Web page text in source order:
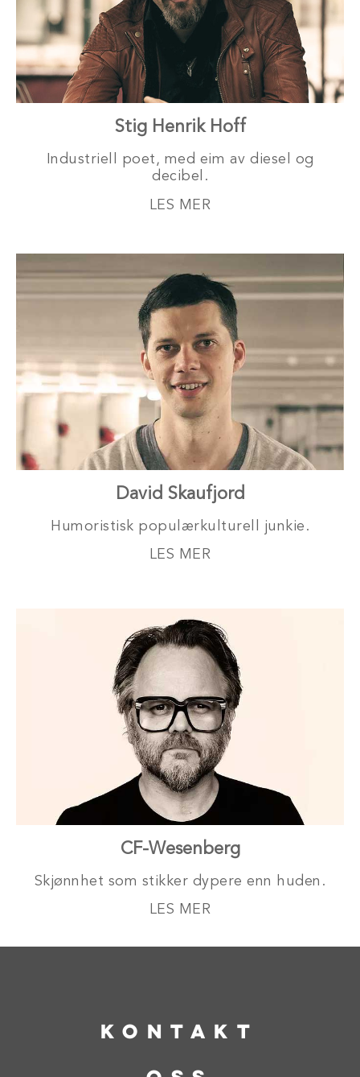
Stig Henrik Hoff
Industriell poet, med eim av diesel og
decibel.
LES MER
David Skaufjord
Humoristisk populærkulturell junkie.
LES MER
CF-Wesenberg
Skjønnhet som stikker dypere enn huden.
LES MER
KONTAKT